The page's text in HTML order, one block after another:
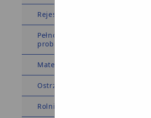
Rejestry i Ewidencje
Pełnomocnik Wójta ds.
problemów alkoholowych
Materiały wyborcze
Ostrzeżenia meteorologiczne
Rolnictwo